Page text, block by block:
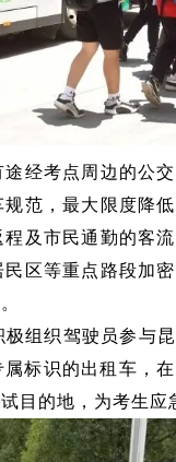
经考点周边的公
范，最大限度降
及市民通勤的客
区等重点路段加
组织驾驶员参与
标识的出租车，
目的地，为考生应